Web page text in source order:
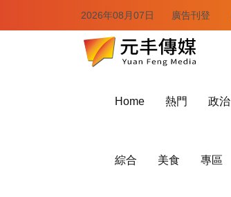
2026年08月07日 廣告刊登
Home 熱門 政治
綜合 美食 專區